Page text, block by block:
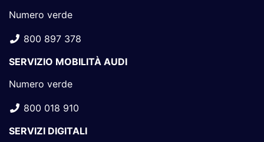
Numero verde
800 897 378
SERVIZIO MOBILITÀ AUDI
Numero verde
800 018 910
SERVIZI DIGITALI